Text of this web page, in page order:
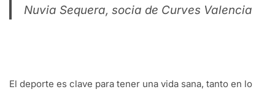
Nuvia Sequera, socia de Curves Valencia
El deporte es clave para tener una vida sana, tanto en lo